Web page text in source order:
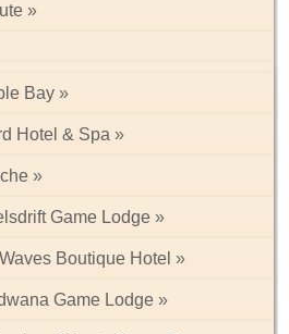
Bay
Hotel & Spa
Game Lodge
Boutique Hotel
Game Lodge